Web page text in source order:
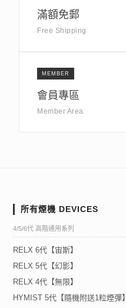
滿額免郵
Free Shipping
MEMBER
會員專區
Member Area
所有煙機 DEVICES
4/5/6代 高階通用系列
RELX 6代【宙斯】
RELX 5代【幻影】
RELX 4代【無限】
HYMIST 5代【隨機附送1粒煙彈】